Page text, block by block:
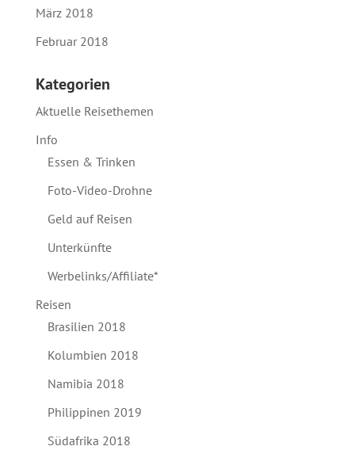
März 2018
Februar 2018
Kategorien
Aktuelle Reisethemen
Info
Essen & Trinken
Foto-Video-Drohne
Geld auf Reisen
Unterkünfte
Werbelinks/Affiliate*
Reisen
Brasilien 2018
Kolumbien 2018
Namibia 2018
Philippinen 2019
Südafrika 2018